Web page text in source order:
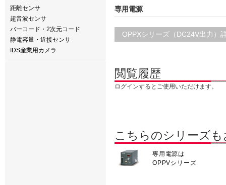
距離センサ
超音波センサ
バーコード・2次元コード
静電容量・近接センサ
IDS産業用カメラ
専用電源
OPPXシリーズ（DC24V出力）
閲覧履歴
ログインするとご使用いただけます。
こちらのシリーズ
専用電源は
OPPVシリーズ